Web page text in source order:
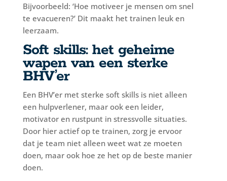
Bijvoorbeeld: ‘Hoe motiveer je mensen om snel
te evacueren?’ Dit maakt het trainen leuk en
leerzaam.
Soft skills: het geheime
wapen van een sterke
BHV’er
Een BHV’er met sterke soft skills is niet alleen
een hulpverlener, maar ook een leider,
motivator en rustpunt in stressvolle situaties.
Door hier actief op te trainen, zorg je ervoor
dat je team niet alleen weet wat ze moeten
doen, maar ook hoe ze het op de beste manier
doen.